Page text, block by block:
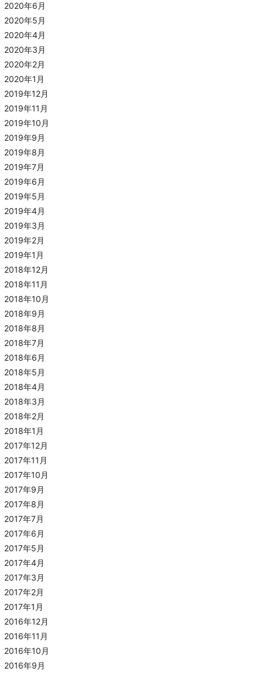
2020年6月
2020年5月
2020年4月
2020年3月
2020年2月
2020年1月
2019年12月
2019年11月
2019年10月
2019年9月
2019年8月
2019年7月
2019年6月
2019年5月
2019年4月
2019年3月
2019年2月
2019年1月
2018年12月
2018年11月
2018年10月
2018年9月
2018年8月
2018年7月
2018年6月
2018年5月
2018年4月
2018年3月
2018年2月
2018年1月
2017年12月
2017年11月
2017年10月
2017年9月
2017年8月
2017年7月
2017年6月
2017年5月
2017年4月
2017年3月
2017年2月
2017年1月
2016年12月
2016年11月
2016年10月
2016年9月